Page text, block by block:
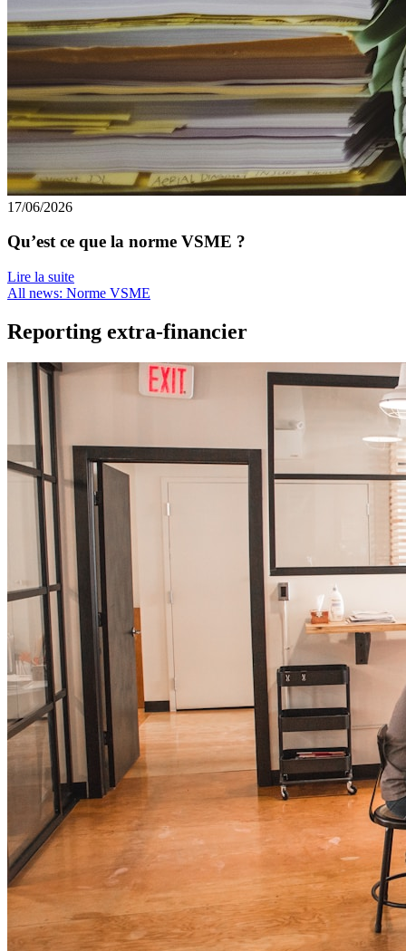
17/06/2026
Qu’est ce que la norme VSME ?
Lire la suite
All news: Norme VSME
Reporting extra-financier